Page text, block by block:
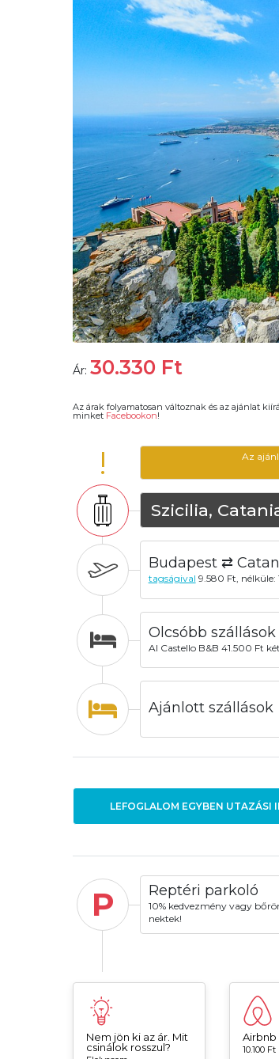
Ár: 30.330 Ft
Az árak folyamatosan változnak és az ajánlat
minket Facebookon!
!
Az
Szicilia,
Budapest ⇄
tagságival 9.580 Ft, nélküle:
Olcsóbb szállások
Al Castello B&B 41.500 Ft
Ajánlott szállások
LEFOGLALOM EGYBEN UTAZÁSI
P Reptéri parkoló
10% kedvezmény vagy
nektek!
Nem jön ki az ár. Mit
csinálok rosszul?
Airbnb
10.100